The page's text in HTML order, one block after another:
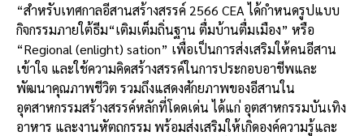
“สำหรับเทศกาลอีสานสร้างสรรค์ 2566 CEAได้กำหนดรูปแบบ
กิจกรรมภายใต้ธีม“เติมเต็มถิ่นฐาน ตื่มบ้านตื่มเมือง” หรือ
“Regional (enlight) sation” เพื่อเป็นการส่งเสริมให้คนอีสาน
เข้าใจ และใช้ความคิดสร้างสรรค์ในการประกอบอาชีพและ
พัฒนาคุณภาพชีวิต รวมถึงแสดงศักยภาพของอีสานใน
อุตสาหกรรมสร้างสรรค์หลักที่โดดเด่น ได้แก่ อุตสาหกรรมบันเทิง
อาหาร และงานหัตถกรรม พร้อมส่งเสริมให้เกิดองค์ความรู้และ